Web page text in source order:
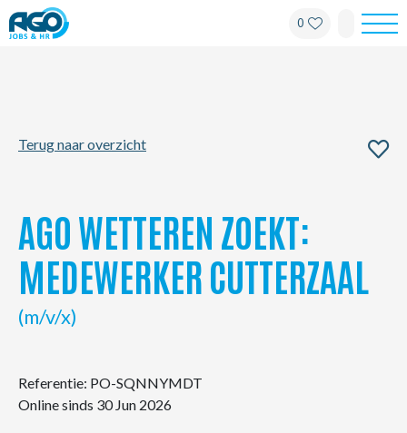
0
Kantoren
My AGO
NL FR EN
Terug naar overzicht
AGO WETTEREN ZOEKT:
MEDEWERKER CUTTERZAAL
(m/v/x)
Referentie: PO-SQNNYMDT
Online sinds 30 Jun 2026